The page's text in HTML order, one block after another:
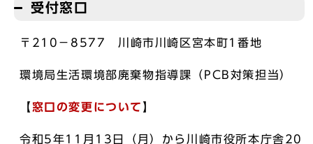
受付窓口
〒210－8577 川崎市川崎区宮本町1番地
環境局生活環境部廃棄物指導課（PCB対策担当）
【 窓口の変更について 】
令和5年11月13日（月）から川崎市役所本庁舎20